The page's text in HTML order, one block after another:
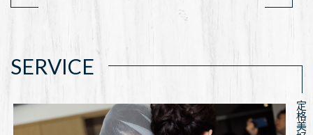
SERVICE